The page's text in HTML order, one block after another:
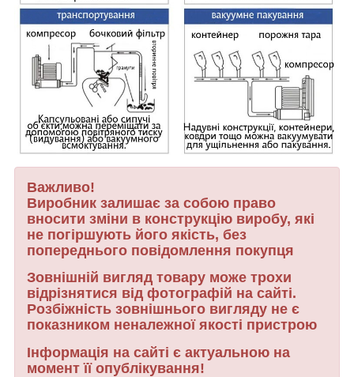
Важливо!
Виробник залишає за собою право
вносити зміни в конструкцію виробу, які
не погіршують його якість, без
попереднього повідомлення покупця
Зовнішній вигляд товару може трохи
відрізнятися від фотографій на сайті.
Розбіжність зовнішнього вигляду не є
показником неналежної якості пристрою
Інформація на сайті є актуальною на
момент її опублікування!